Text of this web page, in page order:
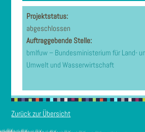
Projektstatus:
abgeschlossen
Auftraggebende Stelle:
bmlfuw – Bundesministerium für Land-
Umwelt und Wasserwirtschaft
Zurück zur Übersicht